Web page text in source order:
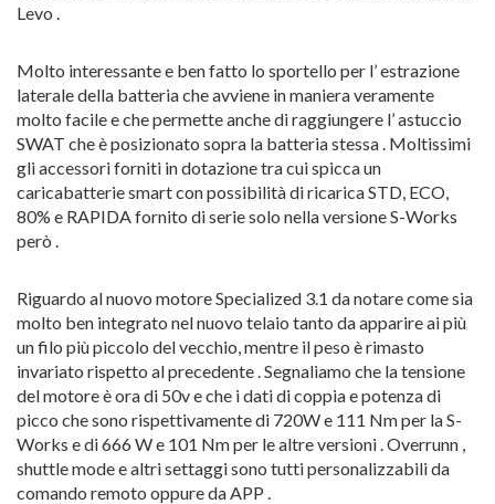
Levo .
Molto interessante e ben fatto lo sportello per l’ estrazione
laterale della batteria che avviene in maniera veramente
molto facile e che permette anche di raggiungere l’ astuccio
SWAT che è posizionato sopra la batteria stessa . Moltissimi
gli accessori forniti in dotazione tra cui spicca un
caricabatterie smart con possibilità di ricarica STD, ECO,
80% e RAPIDA fornito di serie solo nella versione S-Works
però .
Riguardo al nuovo motore Specialized 3.1 da notare come sia
molto ben integrato nel nuovo telaio tanto da apparire ai più
un filo più piccolo del vecchio, mentre il peso è rimasto
invariato rispetto al precedente . Segnaliamo che la tensione
del motore è ora di 50v e che i dati di coppia e potenza di
picco che sono rispettivamente di 720W e 111 Nm per la S-
Works e di 666 W e 101 Nm per le altre versioni . Overrunn ,
shuttle mode e altri settaggi sono tutti personalizzabili da
comando remoto oppure da APP .